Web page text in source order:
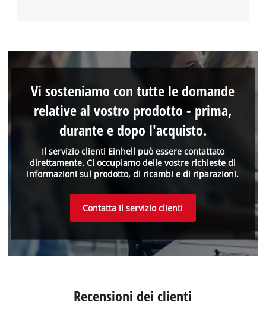
Il servizio clienti Einhell può essere contattato
direttamente. Ci occupiamo delle vostre richieste di
informazioni sul prodotto, di ricambi e di riparazioni.
Vi sosteniamo con tutte le domande
relative al vostro prodotto - prima,
durante e dopo l'acquisto.
Contatta il servizio clienti
Recensioni dei clienti